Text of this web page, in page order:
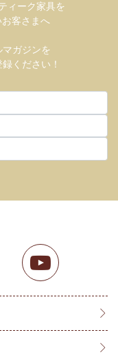
ィーク家具を
お客さまへ
マガジンを
ください！